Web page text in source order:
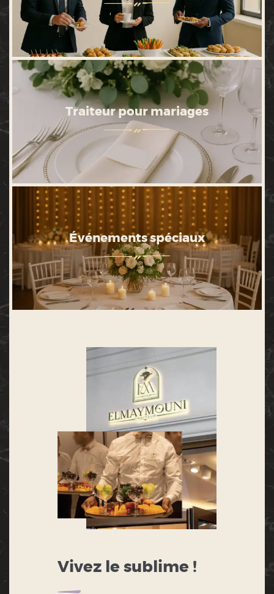
Traiteur pour mariages
Événements spéciaux
Vivez le sublime !